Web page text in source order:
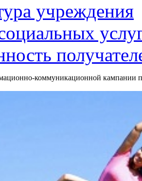
учреждения
коммуникационной кампании